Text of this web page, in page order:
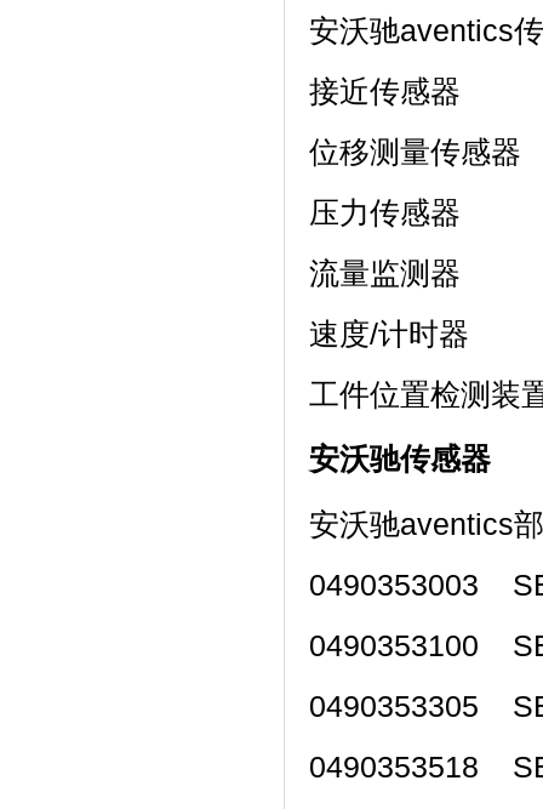
安沃驰aventics
接近传感器
位移测量传感器
压力传感器
流量监测器
速度/计时器
工件位置检测装
安沃驰传感器
安沃驰aventics
0490353003
0490353100
0490353305
0490353518